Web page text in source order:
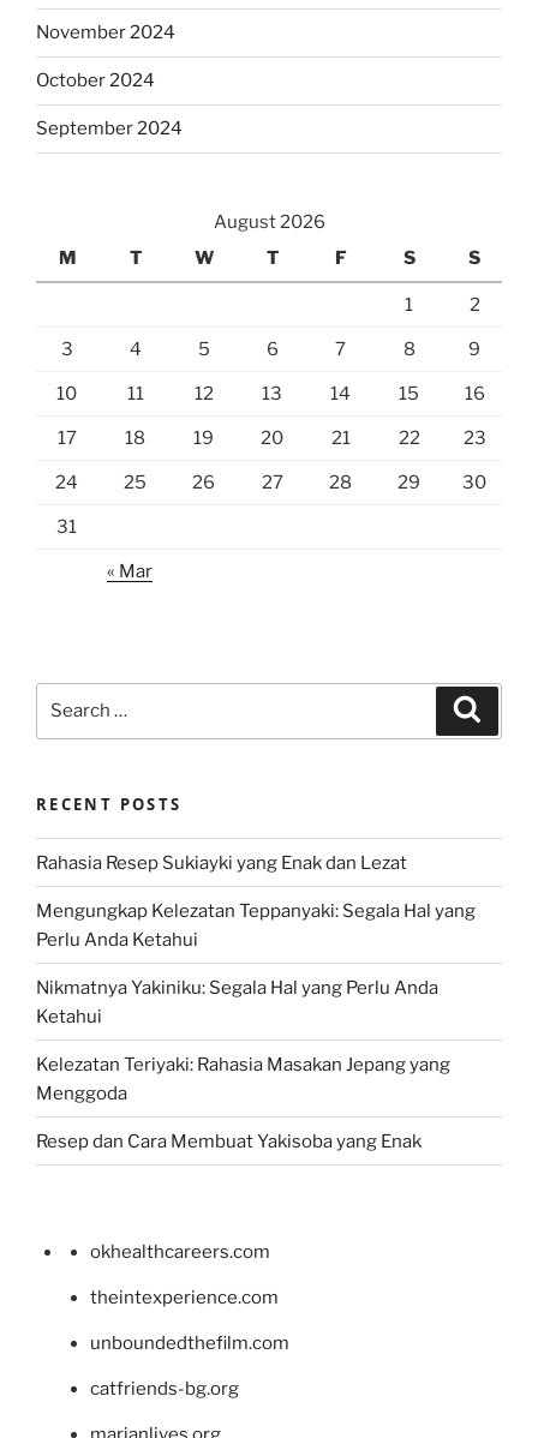
November 2024
October 2024
September 2024
August 2026
M
T W T F S S
1 2
3 4 5 6 7 8 9
10 11 12 13 14 15 16
17 18 19 20 21 22 23
24 25 26 27 28 29 30
31
« Mar
RECENT POSTS
Rahasia Resep Sukiayki yang Enak dan Lezat
Mengungkap Kelezatan Teppanyaki: Segala Hal yang
Perlu Anda Ketahui
Nikmatnya Yakiniku: Segala Hal yang Perlu Anda
Ketahui
Kelezatan Teriyaki: Rahasia Masakan Jepang yang
Menggoda
Resep dan Cara Membuat Yakisoba yang Enak
okhealthcareers.com
theintexperience.com
unboundedthefilm.com
catfriends-bg.org